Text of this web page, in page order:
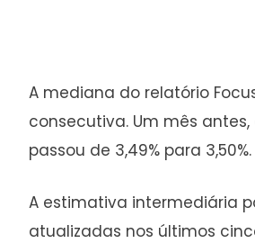
A mediana do relatório
consecutiva. Um mês
passou de 3,49% para 3,50%.
A estimativa intermediária
atualizadas nos últimos